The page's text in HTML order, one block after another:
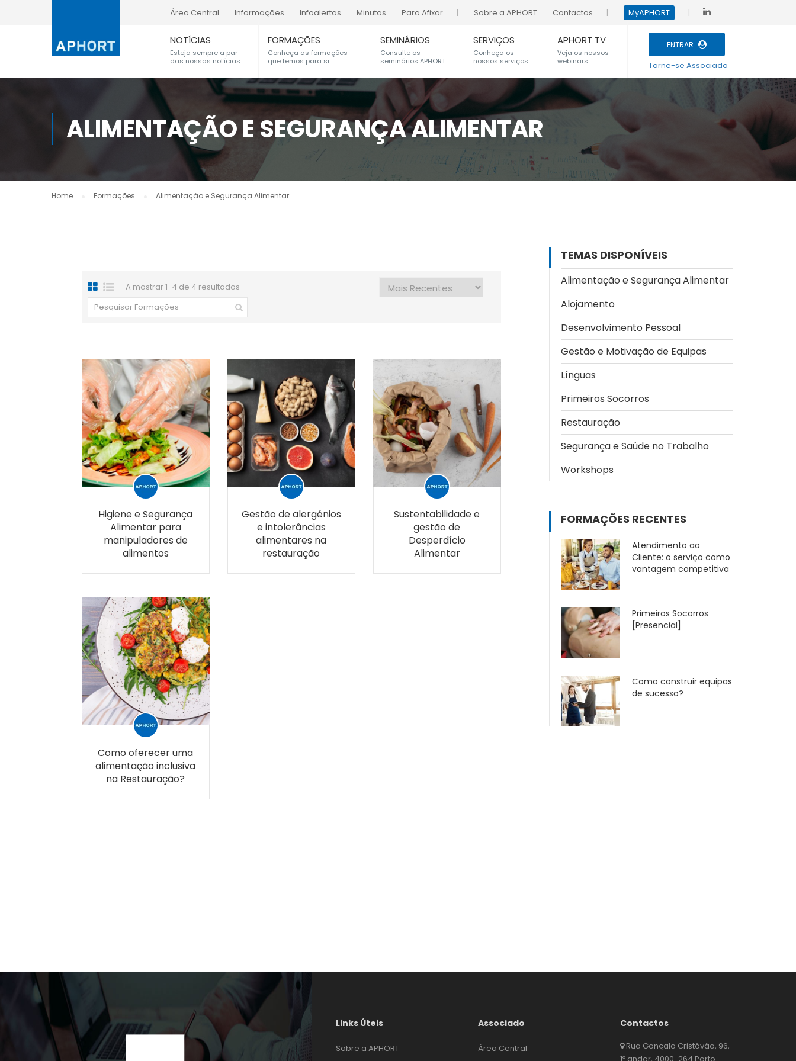
Área Central Informações Infoalertas Minutas Para Afixar Sobre a APHORT Contactos MyAPHORT
NOTÍCIAS
Esteja sempre a par
das nossas notícias.
FORMAÇÕES
Conheça as formações
que temos para si.
SEMINÁRIOS
Consulte os
seminários APHORT.
SERVIÇOS
Conheça os
nossos serviços.
APHORT TV
Veja os nossos
webinars.
ENTRAR
Torne-se Associado
ALIMENTAÇÃO E SEGURANÇA ALIMENTAR
Home Formações Alimentação e Segurança Alimentar
A mostrar 1-4 de 4 resultados
Higiene e Segurança
Alimentar para
manipuladores de
alimentos
Gestão de alergénios
e intolerâncias
alimentares na
restauração
Sustentabilidade e
gestão de
Desperdício
Alimentar
Como oferecer uma
alimentação inclusiva
na Restauração?
TEMAS DISPONÍVEIS
Alimentação e Segurança Alimentar
Alojamento
Desenvolvimento Pessoal
Gestão e Motivação de Equipas
Línguas
Primeiros Socorros
Restauração
Segurança e Saúde no Trabalho
Workshops
FORMAÇÕES RECENTES
Atendimento ao
Cliente: o serviço como
vantagem competitiva
Primeiros Socorros
[Presencial]
Como construir equipas
de sucesso?
Links Úteis
Sobre a APHORT
Associado
Área Central
Contactos
Rua Gonçalo Cristóvão, 96,